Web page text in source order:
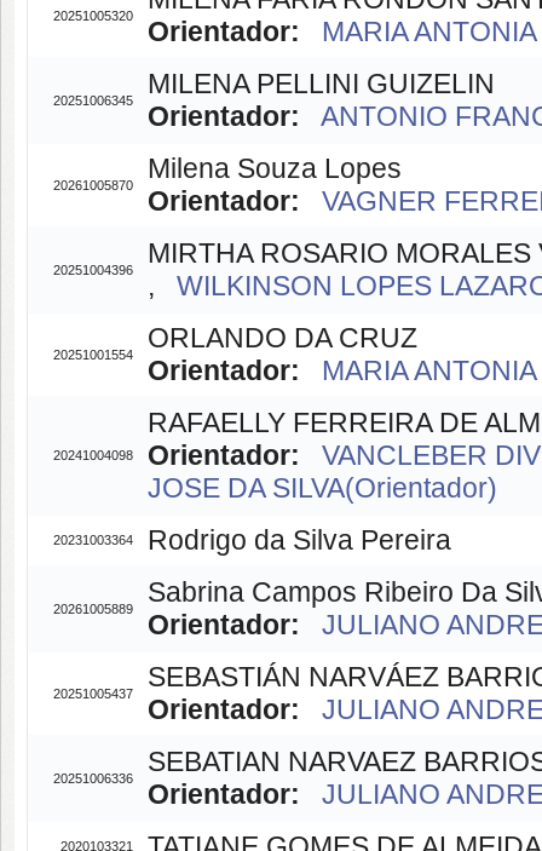
20251005320
Orientador:
MARIA
20251006345
MILENA PELLINI GUIZELIN
Orientador:
ANTONIO
20261005870
Milena Souza Lopes
Orientador:
VAGNER
20251004396
MIRTHA ROSARIO MORALES
, WILKINSON LOPES
20251001554
ORLANDO DA CRUZ
Orientador:
MARIA
20241004098
RAFAELLY FERREIRA DE
Orientador:
VANCLEBER
JOSE DA SILVA(Orientador)
20231003364 Rodrigo da Silva Pereira
20261005889
Sabrina Campos Ribeiro Da
Orientador:
JULIANO
20251005437
SEBASTIÁN NARVÁEZ
Orientador:
JULIANO
20251006336
SEBATIAN NARVAEZ
Orientador:
JULIANO
2020103321